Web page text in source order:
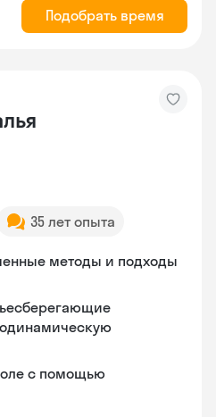
Подобрать время
35 лет опыта
методы и подходы
с помощью